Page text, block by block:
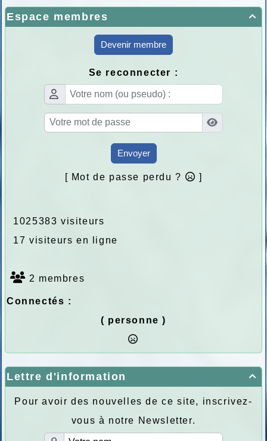

Espace membres
Devenir membre
Se reconnecter :
Envoyer
[ Mot de passe perdu ? ]
1025383 visiteurs
17 visiteurs en ligne
2 membres
Connectés :
( personne )

Lettre d'information
Pour avoir des nouvelles de ce site, inscrivez-
vous à notre Newsletter.